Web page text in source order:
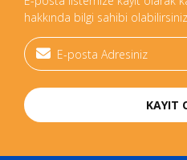
hakkında bilgi sahibi
KAYIT